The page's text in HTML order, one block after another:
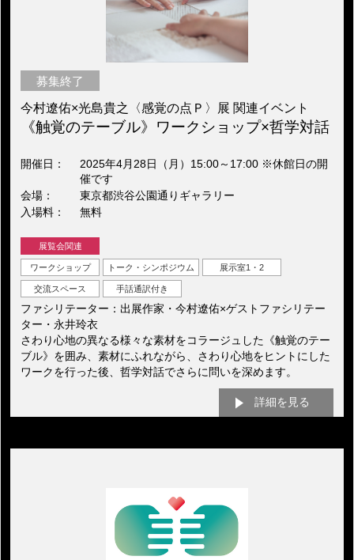
募集終了
今村遼佑×光島貴之〈感覚の点Ｐ〉展 関連イベント
《触覚のテーブル》ワークショップ×哲学対話
開催日
2025年4月28日（月）15:00～17:00 ※休館日の開
催です
会場
東京都渋谷公園通りギャラリー
入場料
無料
展覧会関連
ワークショップ トーク・シンポジウム 展示室1・2
交流スペース 手話通訳付き
ファシリテーター：出展作家・今村遼佑×ゲストファシリテー
ター・永井玲衣
さわり心地の異なる様々な素材をコラージュした《触覚のテー
ブル》を囲み、素材にふれながら、さわり心地をヒントにした
ワークを行った後、哲学対話でさらに問いを深めます。
詳細を見る